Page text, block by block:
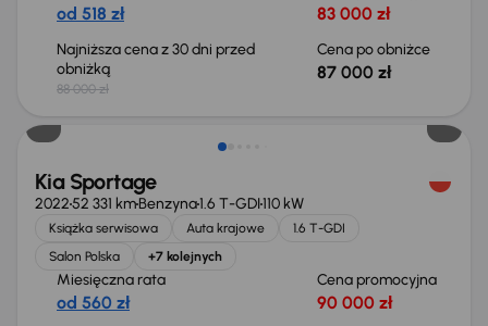
od 518 zł 83 000 zł
Najniższa cena z 30 dni przed
obniżką
88 000 zł
Cena po obniżce
87 000 zł
Taniej o 2 000 zł
Kia Sportage
202252 331 kmBenzyna1.6 T-GDI110 kW
Książka serwisowa Auta krajowe
1.6 T-GDI
Salon Polska
+7 kolejnych
Miesięczna rata
od 560 zł
Cena promocyjna
90 000 zł